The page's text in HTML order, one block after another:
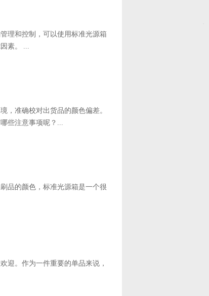
管理和控制，可以使用标准光源箱
素。 ...
境，准确校对出货品的颜色偏差。
些注意事项呢？...
刷品的颜色，标准光源箱是一个很
迎。作为一件重要的单品来说，